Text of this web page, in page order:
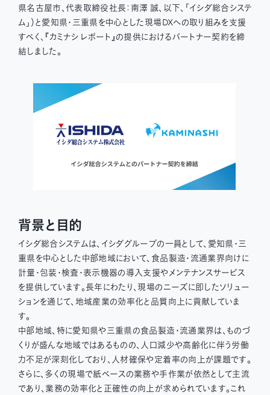
県名古屋市、代表取締役社長：南澤 誠、以下、「イシダ総合システ
ム」）と愛知県・三重県を中心とした現場DXへの取り組みを支援
すべく、『カミナシ レポート』の提供におけるパートナー契約を締
結しました。
背景と目的
イシダ総合システムは、イシダグループの一員として、愛知県・三
重県を中心とした中部地域において、食品製造・流通業界向けに
計量・包装・検査・表示機器の導入支援やメンテナンスサービス
を提供しています。長年にわたり、現場のニーズに即したソリュー
ションを通じて、地域産業の効率化と品質向上に貢献していま
す。
中部地域、特に愛知県や三重県の食品製造・流通業界は、ものづ
くりが盛んな地域ではあるものの、人口減少や高齢化に伴う労働
力不足が深刻化しており、人材確保や定着率の向上が課題です。
さらに、多くの現場で紙ベースの業務や手作業が依然として主流
であり、業務の効率化と正確性の向上が求められています。これ